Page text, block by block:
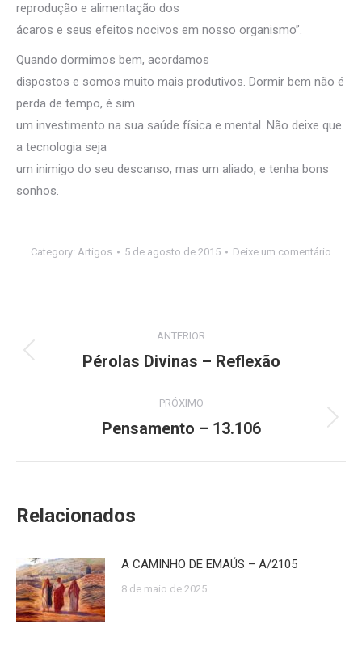
reprodução e alimentação dos
ácaros e seus efeitos nocivos em nosso organismo”.
Quando dormimos bem, acordamos
dispostos e somos muito mais produtivos. Dormir bem não é
perda de tempo, é sim
um investimento na sua saúde física e mental. Não deixe que
a tecnologia seja
um inimigo do seu descanso, mas um aliado, e tenha bons
sonhos.
Category: Artigos 5 de agosto de 2015 Deixe um comentário
de
ANTERIOR
Post
Pérolas Divinas – Reflexão
PRÓXIMO
Próximo
Pensamento – 13.106
Relacionados
A CAMINHO DE EMAÚS – A/2105
8 de maio de 2025